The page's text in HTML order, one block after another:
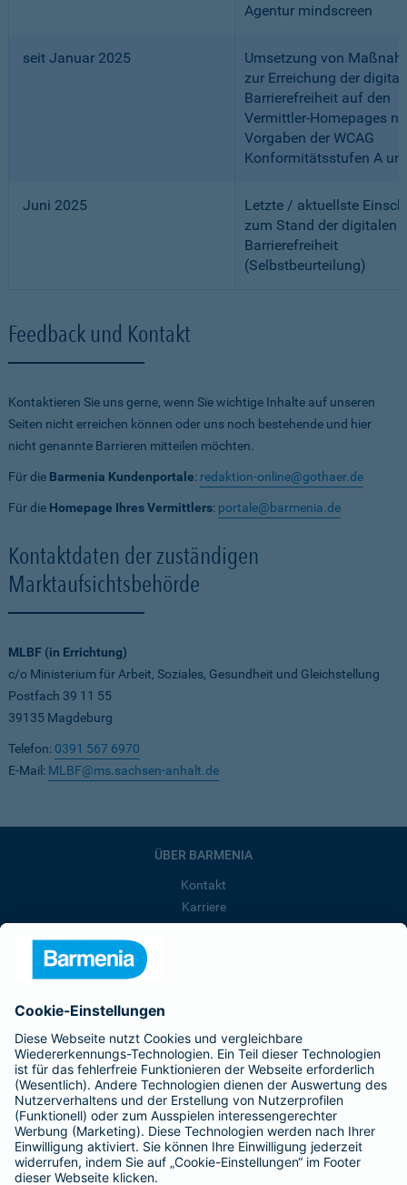
Agentur mindscreen
seit Januar 2025
Umsetzung von
zur Erreichung der
Barrierefreiheit auf den
Vermittler-Homepages
Vorgaben der WCAG
Konformitätsstufen A
Juni 2025
Letzte / aktuellste
zum Stand der digitalen
Barrierefreiheit
(Selbstbeurteilung)
Feedback und Kontakt
Kontaktieren Sie uns gerne, wenn Sie wichtige Inhalte auf unseren
Seiten nicht erreichen können oder uns noch bestehende und hier
nicht genannte Barrieren mitteilen möchten.
Für die Barmenia Kundenportale: redaktion-online@gothaer.de
Für die Homepage Ihres Vermittlers: portale@barmenia.de
Kontaktdaten der zuständigen
Marktaufsichtsbehörde
MLBF (in Errichtung)
c/o Ministerium für Arbeit, Soziales, Gesundheit und Gleichstellung
Postfach 39 11 55
39135 Magdeburg
Telefon: 0391 567 6970
E-Mail: MLBF@ms.sachsen-anhalt.de
ÜBER BARMENIA
Kontakt
Karriere
Presse
Barmenia ist Teil der BarmeniaGothaer
BELIEBTE SEITEN
Kranken-Zusatzversicherung
Tierversicherungen
Haftpflichtversicherung
Hausratversicherung